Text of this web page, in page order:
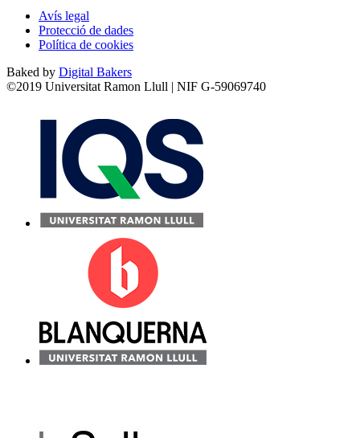
Avís legal
Protecció de dades
Política de cookies
Baked by Digital Bakers
©2019 Universitat Ramon Llull | NIF G-59069740